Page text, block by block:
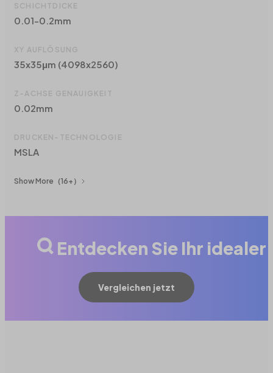
SCHICHTDICKE
0.01-0.2mm
XY AUFLÖSUNG
35x35μm (4098x2560)
Z-ACHSE GENAUIGKEIT
0.02mm
DRUCKEN-TECHNOLOGIE
MSLA
Show More （16+）
Entdecken Sie Ihr
Vergleichen jetzt